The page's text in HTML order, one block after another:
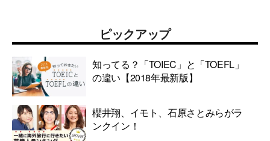
ピックアップ
知ってる？「TOIEC」と「TOEFL」
の違い【2018年最新版】
櫻井翔、イモト、石原さとみらがラ
ンクイン！